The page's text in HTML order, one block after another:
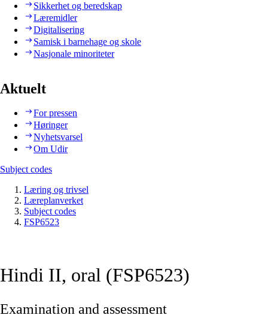
Sikkerhet og beredskap
Læremidler
Digitalisering
Samisk i barnehage og skole
Nasjonale minoriteter
Aktuelt
For pressen
Høringer
Nyhetsvarsel
Om Udir
Subject codes
Læring og trivsel
Læreplanverket
Subject codes
FSP6523
Hindi II, oral (FSP6523)
Examination and assessment